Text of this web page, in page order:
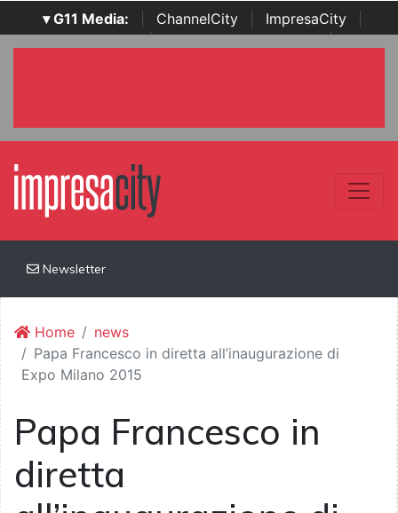
▾ G11 Media: ChannelCity ImpresaCity
SecurityOpenLab | Italian Channel Awards | Italian
Newsletter
Home
news
Papa Francesco in diretta all’inaugurazione di
Expo Milano 2015
Papa Francesco in
diretta